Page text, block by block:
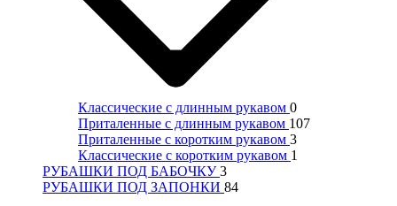
Классические с длинным рукавом 0
Приталенные с длинным рукавом 107
Приталенные с коротким рукавом 3
Классические с коротким рукавом 1
РУБАШКИ ПОД БАБОЧКУ3
РУБАШКИ ПОД ЗАПОНКИ 84